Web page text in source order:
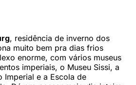
, residência de inverno dos
muito bem pra dias frios
enorme, com vários museus
imperiais, o Museu Sissi, a
Imperial e a Escola de